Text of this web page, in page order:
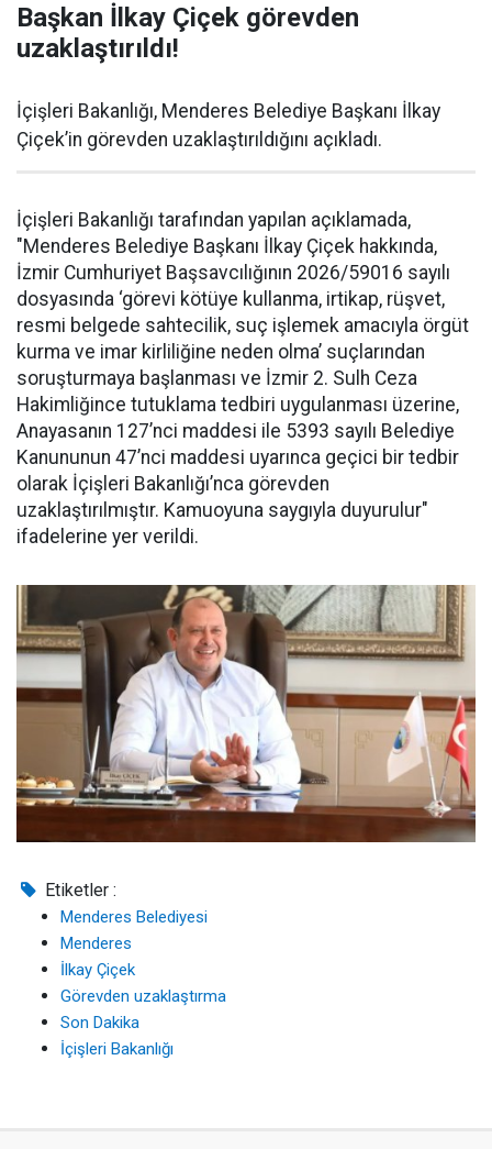
Başkan İlkay Çiçek görevden
uzaklaştırıldı!
İçişleri Bakanlığı, Menderes Belediye Başkanı İlkay
Çiçek’in görevden uzaklaştırıldığını açıkladı.
İçişleri Bakanlığı tarafından yapılan açıklamada,
"Menderes Belediye Başkanı İlkay Çiçek hakkında,
İzmir Cumhuriyet Başsavcılığının 2026/59016 sayılı
dosyasında ‘görevi kötüye kullanma, irtikap, rüşvet,
resmi belgede sahtecilik, suç işlemek amacıyla örgüt
kurma ve imar kirliliğine neden olma’ suçlarından
soruşturmaya başlanması ve İzmir 2. Sulh Ceza
Hakimliğince tutuklama tedbiri uygulanması üzerine,
Anayasanın 127’nci maddesi ile 5393 sayılı Belediye
Kanununun 47’nci maddesi uyarınca geçici bir tedbir
olarak İçişleri Bakanlığı’nca görevden
uzaklaştırılmıştır. Kamuoyuna saygıyla duyurulur"
ifadelerine yer verildi.
Etiketler :
Menderes Belediyesi
Menderes
İlkay Çiçek
Görevden uzaklaştırma
Son Dakika
İçişleri Bakanlığı